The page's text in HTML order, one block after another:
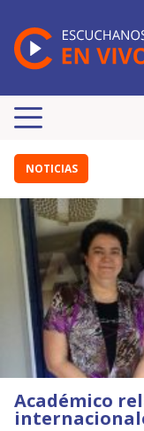
NOTICIAS
Académico